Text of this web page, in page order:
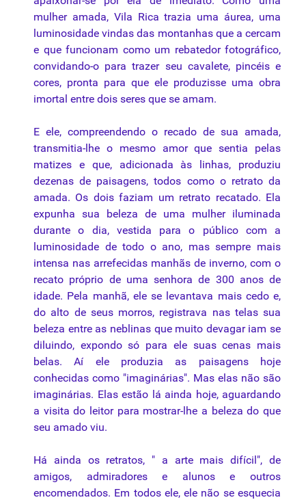
mulher amada, Vila Rica trazia uma áurea, uma
luminosidade vindas das montanhas que a cercam
e que funcionam como um rebatedor fotográfico,
convidando-o para trazer seu cavalete, pincéis e
cores, pronta para que ele produzisse uma obra
imortal entre dois seres que se amam.
E ele, compreendendo o recado de sua amada,
transmitia-lhe o mesmo amor que sentia pelas
matizes e que, adicionada às linhas, produziu
dezenas de paisagens, todos como o retrato da
amada. Os dois faziam um retrato recatado. Ela
expunha sua beleza de uma mulher iluminada
durante o dia, vestida para o público com a
luminosidade de todo o ano, mas sempre mais
intensa nas arrefecidas manhãs de inverno, com o
recato próprio de uma senhora de 300 anos de
idade. Pela manhã, ele se levantava mais cedo e,
do alto de seus morros, registrava nas telassua
beleza entre as neblinas que muito devagar iam se
diluindo, expondo só para ele suas cenas mais
belas. Aí ele produzia as paisagens hoje
conhecidas como "imaginárias". Mas elas não são
imaginárias. Elas estão lá ainda hoje, aguardando
a visita do leitor para mostrar-lhe a beleza do que
seu amado viu.
Há ainda os retratos, " a arte mais difícil", de
amigos, admiradores e alunos e outros
encomendados. Em todos ele, ele não se esquecia